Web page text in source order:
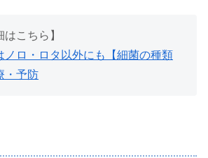
はこちら】
ノロ・ロタ以外にも【細菌の種類
・予防